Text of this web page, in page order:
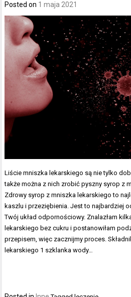
Posted on 1 maja 2021
Liście mniszka lekarskiego są nie tylko
także można z nich zrobić pyszny syrop z
Zdrowy syrop z mniszka lekarskiego to
kaszlu i przeziębienia. Jest to najbardziej
Twój układ odpornościowy. Znalazłam
lekarskiego bez cukru i postanowiłam
przepisem, więc zacznijmy proces.
lekarskiego 1 szklanka wody…